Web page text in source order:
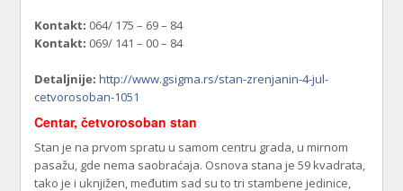
Kontakt: 064/ 175 – 69 – 84
Kontakt: 069/ 141 – 00 – 84
Detaljnije: http://www.gsigma.rs/stan-zrenjanin-4-jul-
cetvorosoban-1051
Centar, četvorosoban stan
Stan je na prvom spratu u samom centru grada, u mirnom
pasažu, gde nema saobraćaja. Osnova stana je 59 kvadrata,
tako je i uknjižen, međutim sad su to tri stambene jedinice,